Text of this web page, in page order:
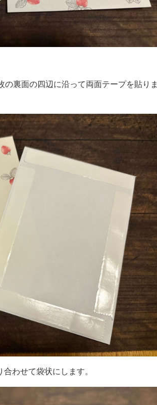
裏面の四辺に沿って両面テープを貼りま
わせて袋状にします。